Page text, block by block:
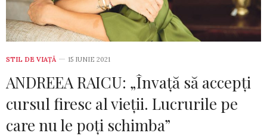
STIL DE VIA­ŢĂ 15 IUNIE 2021
ANDREEA RAICU: „Învață să accepți
cursul firesc al vieții. Lucrurile pe
care nu le poți schimba”